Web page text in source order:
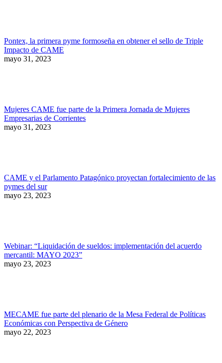
Pontex, la primera pyme formoseña en obtener el sello de Triple
Impacto de CAME
mayo 31, 2023
Mujeres CAME fue parte de la Primera Jornada de Mujeres
Empresarias de Corrientes
mayo 31, 2023
CAME y el Parlamento Patagónico proyectan fortalecimiento de las
pymes del sur
mayo 23, 2023
Webinar: “Liquidación de sueldos: implementación del acuerdo
mercantil: MAYO 2023”
mayo 23, 2023
MECAME fue parte del plenario de la Mesa Federal de Políticas
Económicas con Perspectiva de Género
mayo 22, 2023